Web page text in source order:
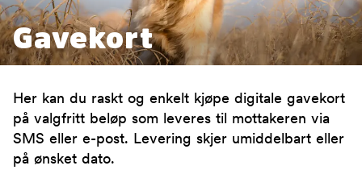
Gavekort
Her kan du raskt og enkelt kjøpe digitale gavekort
på valgfritt beløp som leveres til mottakeren via
SMS eller e-post. Levering skjer umiddelbart eller
på ønsket dato.